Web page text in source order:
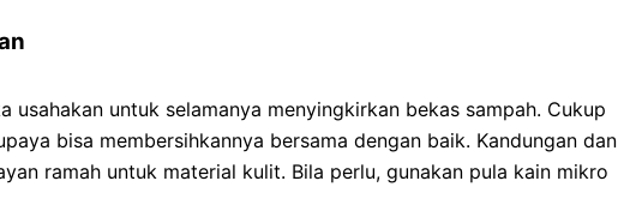
untuk selamanya menyingkirkan bekas sampah. Cukup
bisa membersihkannya bersama dengan baik. Kandungan dan
ramah untuk material kulit. Bila perlu, gunakan pula kain mikro